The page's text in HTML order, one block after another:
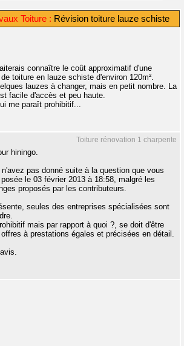
Toiture : Révision toiture lauze schiste
connaître le coût approximatif d'une
toiture en lauze schiste d'environ 120m².
lauzes à changer, mais en petit nombre. La
facile d'accès et peu haute.
me paraît prohibitif...
Toiture rénovation 1 charpente
hiningo.
n'avez pas donné suite à la question que vous
le 03 février 2013 à 18:58, malgré les
proposés par les contributeurs.
seules des entreprises spécialisées sont
mais par rapport à quoi ?, se doit d'être
à prestations égales et précisées en détail.